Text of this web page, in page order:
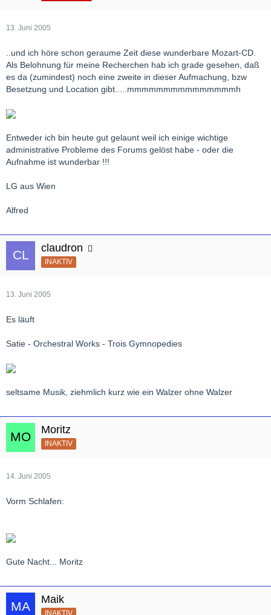
13. Juni 2005
..und ich höre schon geraume Zeit diese wunderbare Mozart-CD.
Als Belohnung für meine Recherchen hab ich grade gesehen, daß
es da (zumindest) noch eine zweite in dieser Aufmachung, bzw
Besetzung und Location gibt.....mmmmmmmmmmmmmmmh
Entweder ich bin heute gut gelaunt weil ich einige wichtige
administrative Probleme des Forums gelöst habe - oder die
Aufnahme ist wunderbar !!!
LG aus Wien
Alfred
claudron
INAKTIV
13. Juni 2005
Es läuft
Satie - Orchestral Works - Trois Gymnopedies
seltsame Musik, ziehmlich kurz wie ein Walzer ohne Walzer
Moritz
INAKTIV
14. Juni 2005
Vorm Schlafen:
Gute Nacht... Moritz
Maik
INAKTIV